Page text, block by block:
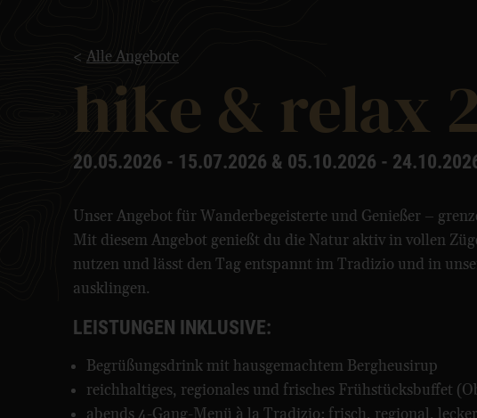
< Alle Angebote
hike & relax
20.05.2026 - 15.07.2026 & 05.10.2026 -
Unser Angebot für Wanderbegeisterte und Genießer –
Mit diesem Angebot genießt du die Natur aktiv in vollen
nutzen und lässt den Tag entspannt im Tradizio und in
ausklingen.
LEISTUNGEN INKLUSIVE:
Begrüßungsdrink mit hausgemachtem Bergheusirup
reichhaltiges, regionales und frisches Frühstücksbuffet